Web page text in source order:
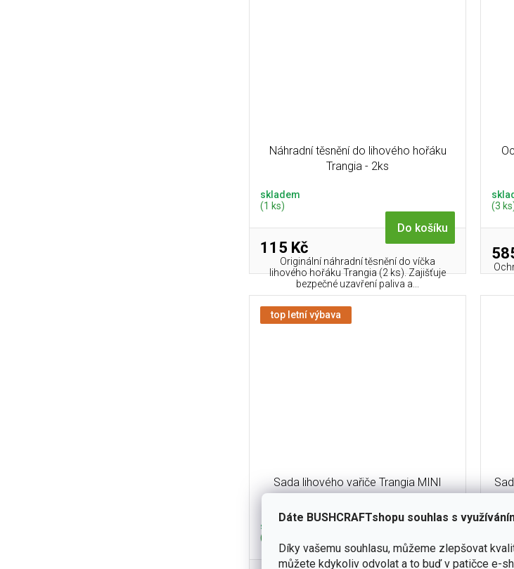
Dáte BUSHCRAFTshopu souhlas s
Díky vašemu souhlasu, můžeme zlepšovat
můžete kdykoliv odvolat a to buď v patičce e-
Náhradní těsnění do lihového hořáku
Trangia - 2ks
skladem
(1 ks)
115 Kč
Do košíku
Originální náhradní těsnění do víčka
lihového hořáku Trangia (2 ks). Zajišťuje
bezpečné uzavření paliva a...
(3
top letní výbava
Sada lihového vařiče Trangia MINI
skladem
(5 ks)
Do košíku